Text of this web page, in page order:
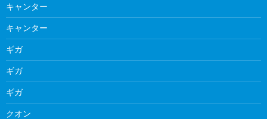
キャンター
キャンター
ギガ
ギガ
ギガ
クオン